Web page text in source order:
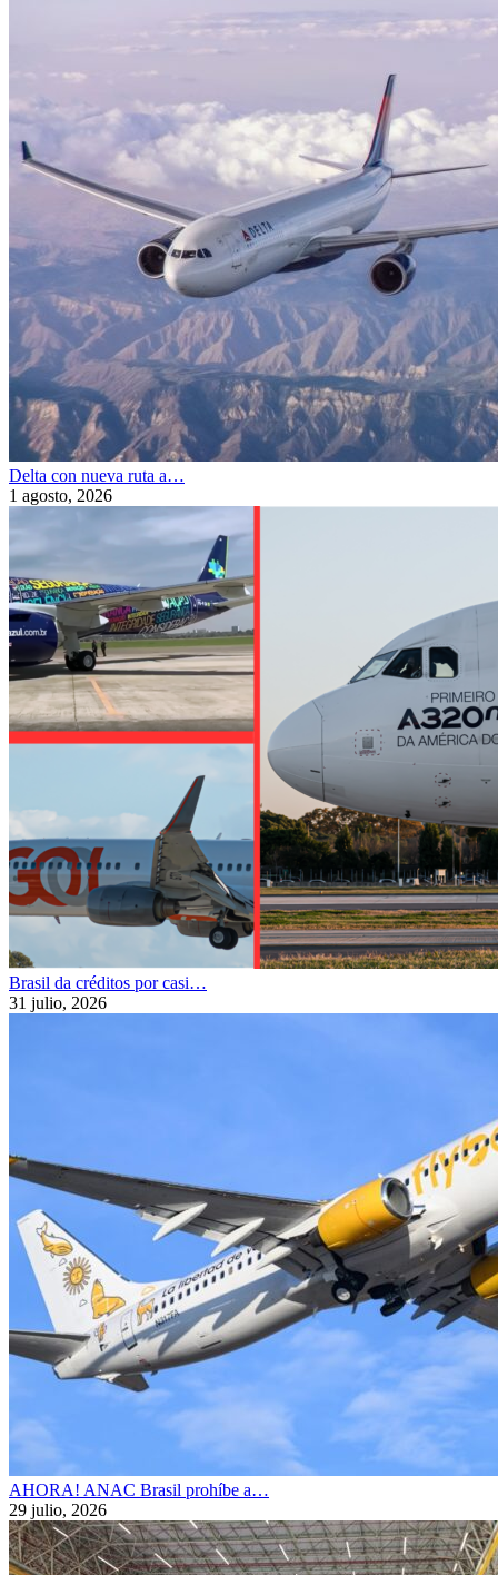
Delta con nueva ruta a…
1 agosto, 2026
Brasil da créditos por casi…
31 julio, 2026
AHORA! ANAC Brasil prohíbe a…
29 julio, 2026